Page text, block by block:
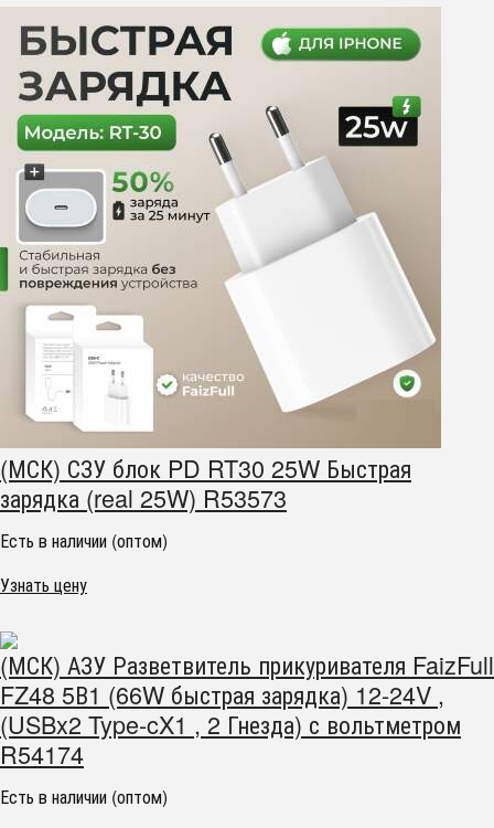
(МСК) СЗУ блок PD RT30 25W Быстрая
зарядка (real 25W) R53573
Есть в наличии (оптом)
Узнать цену
(МСК) АЗУ Разветвитель прикуривателя FaizFull
FZ48 5В1 (66W быстрая зарядка) 12-24V ,
(USBx2 Type-cX1 , 2 Гнезда) с вольтметром
R54174
Есть в наличии (оптом)